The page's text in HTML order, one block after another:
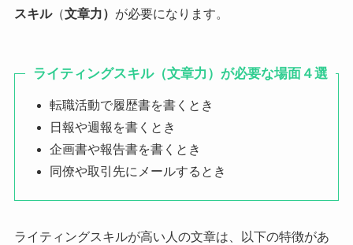
スキル（文章力） が必要になります。
ライティングスキル（文章力） が必要な場面４選
転職活動で履歴書を書くとき
日報や週報を書くとき
企画書や報告書を書くとき
同僚や取引先にメールするとき
ライティングスキルが高い人の文章は、以下の特徴があ